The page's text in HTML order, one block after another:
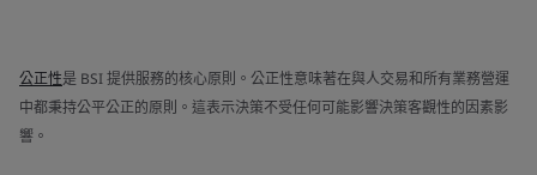
公正性是 BSI 提供服務的核心原則。公正性意味著在與人交易和所有業務營運
中都秉持公平公正的原則。這表示決策不受任何可能影響決策客觀性的因素影
響。